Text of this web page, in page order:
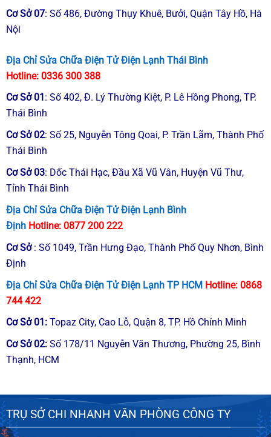
Cơ Sở 07: Số 486, Đường Thụy Khuê, Bưởi, Quận Tây Hồ, Hà
Nội
Địa Chỉ Sửa Chữa Điện Tử Điện Lạnh Thái Bình
Hotline: 0336 300 388
Cơ Sở01 : Số 402, Đ. Lý Thường Kiệt, P. Lê Hồng Phong, TP.
Thái Bình
Cơ Sở02: Số 25, Nguyễn Tông Qoai, P. Trần Lãm, Thành Phố
Thái Bình
Cơ Sở03: Dốc Thái Hạc, Đầu Xã Vũ Vân, Huyện Vũ Thư,
Tỉnh Thái Bình
Địa Chỉ Sửa Chữa Điện Tử Điện Lạnh Bình
Định Hotline: 0877 200 222
Cơ Sở : Số 1049, Trần Hưng Đạo, Thành Phố Quy Nhơn, Bình
Định
Địa Chỉ Sửa Chữa Điện Tử Điện Lạnh TP HCM Hotline: 0868
744 422
Cơ Sở01: Topaz City, Cao Lỗ, Quận 8, TP. Hồ Chính Minh
Cơ Sở02: Số 178/11 Nguyễn Văn Thương, Phường 25, Bình
Thạnh, HCM
TRỤ SỞ CHI NHANH VĂN PHÒNG CÔNG TY